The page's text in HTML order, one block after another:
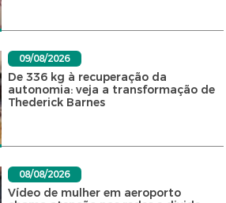
09/08/2026
De 336 kg à recuperação da
autonomia: veja a transformação de
Thederick Barnes
08/08/2026
Vídeo de mulher em aeroporto